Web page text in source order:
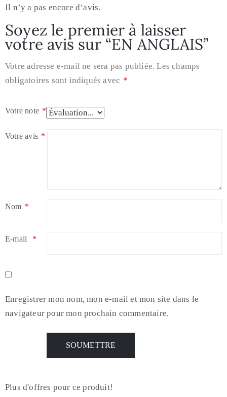
Il n’y a pas encore d’avis.
Soyez le premier à laisser
votre avis sur “EN ANGLAIS”
Votre adresse e-mail ne sera pas publiée. Les champs
obligatoires sont indiqués avec *
Votre note *
Votre avis *
Nom *
E-mail *
Enregistrer mon nom, mon e-mail et mon site dans le
navigateur pour mon prochain commentaire.
Plus d'offres pour ce produit!